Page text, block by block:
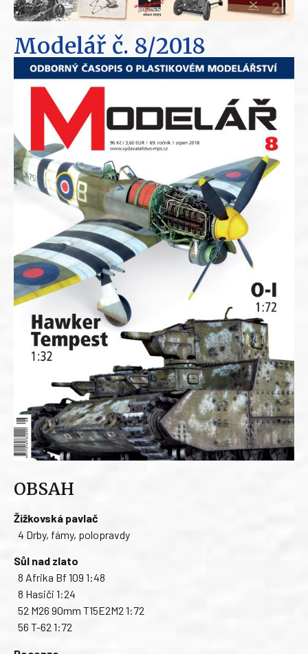
Modelář č. 8/2018
OBSAH
Žižkovská pavlač
4 Drby, fámy, polopravdy
Sůl nad zlato
8 Afrika Bf 109 1:48
8 Hasiči 1:24
52 M26 90mm T15E2M2 1:72
56 T-62 1:72